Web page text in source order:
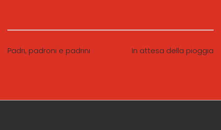
Padri, padroni e padrini In attesa della pioggia